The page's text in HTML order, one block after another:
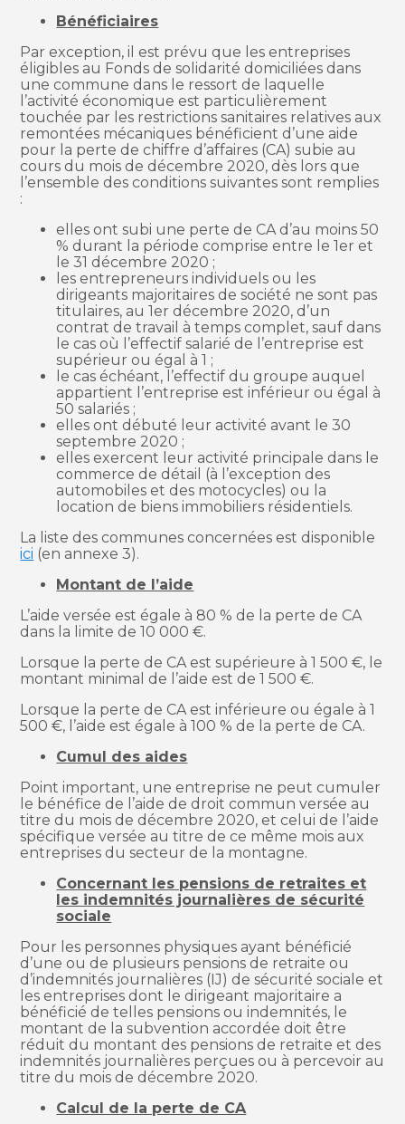
Bénéficiaires
Par exception, il est prévu que les entreprises
éligibles au Fonds de solidarité domiciliées dans
une commune dans le ressort de laquelle
l’activité économique est particulièrement
touchée par les restrictions sanitaires relatives aux
remontées mécaniques bénéficient d’une aide
pour la perte de chiffre d’affaires (CA) subie au
cours du mois de décembre 2020, dès lors que
l’ensemble des conditions suivantes sont remplies
:
elles ont subi une perte de CA d’au moins 50
% durant la période comprise entre le 1er et
le 31 décembre 2020 ;
les entrepreneurs individuels ou les
dirigeants majoritaires de société ne sont pas
titulaires, au 1er décembre 2020, d’un
contrat de travail à temps complet, sauf dans
le cas où l’effectif salarié de l’entreprise est
supérieur ou égal à 1 ;
le cas échéant, l’effectif du groupe auquel
appartient l’entreprise est inférieur ou égal à
50 salariés ;
elles ont débuté leur activité avant le 30
septembre 2020 ;
elles exercent leur activité principale dans le
commerce de détail (à l’exception des
automobiles et des motocycles) ou la
location de biens immobiliers résidentiels.
La liste des communes concernées est disponible
ici (en annexe 3).
Montant de l’aide
L’aide versée est égale à 80 % de la perte de CA
dans la limite de 10 000 €.
Lorsque la perte de CA est supérieure à 1 500 €, le
montant minimal de l’aide est de 1 500 €.
Lorsque la perte de CA est inférieure ou égale à 1
500 €, l’aide est égale à 100 % de la perte de CA.
Cumul des aides
Point important, une entreprise ne peut cumuler
le bénéfice de l’aide de droit commun versée au
titre du mois de décembre 2020, et celui de l’aide
spécifique versée au titre de ce même mois aux
entreprises du secteur de la montagne.
Concernant les pensions de retraites et
les indemnités journalières de sécurité
sociale
Pour les personnes physiques ayant bénéficié
d’une ou de plusieurs pensions de retraite ou
d’indemnités journalières (IJ) de sécurité sociale et
les entreprises dont le dirigeant majoritaire a
bénéficié de telles pensions ou indemnités, le
montant de la subvention accordée doit être
réduit du montant des pensions de retraite et des
indemnités journalières perçues ou à percevoir au
titre du mois de décembre 2020.
Calcul de la perte de CA